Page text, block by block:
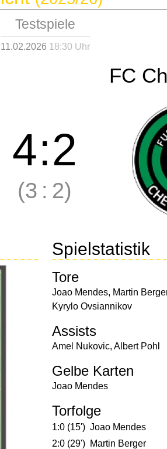
Testspiele
11.02.2026 18:30 Uhr
FC
4:2
(3 : 2)
Spielstatistik
Tore
Joao Mendes, Martin
Kyrylo Ovsiannikov
Assists
Amel Nukovic, Albert Pohl
Gelbe Karten
Joao Mendes
Torfolge
1:0 (15') Joao Mendes
2:0 (29') Martin Berger